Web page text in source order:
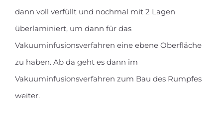
dann voll verfüllt und nochmal mit 2 Lagen
überlaminiert, um dann für das
Vakuuminfusionsverfahren eine ebene Oberfläche
zu haben. Ab da geht es dann im
Vakuuminfusionsverfahren zum Bau des Rumpfes
weiter.